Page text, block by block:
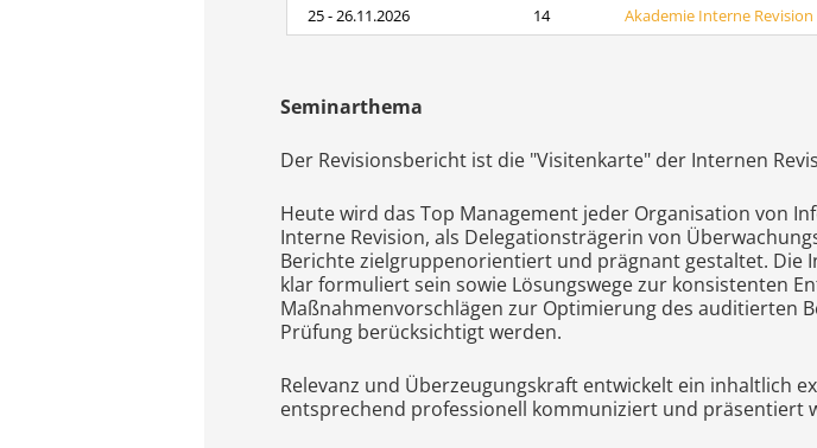
25 - 26.11.2026
14 Akademie Interne
Seminarthema
Der Revisionsbericht ist die "Visitenkarte" der Internen
Heute wird das Top Management jeder Organisation von
Interne Revision, als Delegationsträgerin von
Berichte zielgruppenorientiert und prägnant gestaltet. Die
klar formuliert sein sowie Lösungswege zur konsistenten
Maßnahmenvorschlägen zur Optimierung des auditierten
Prüfung berücksichtigt werden.
Relevanz und Überzeugungskraft entwickelt ein inhaltlich
entsprechend professionell kommuniziert und präsentiert